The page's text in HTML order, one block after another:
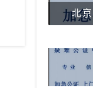
北